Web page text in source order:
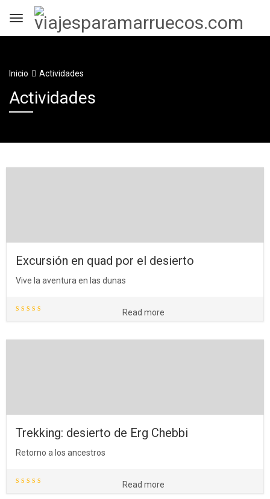
Inicio Actividades
Actividades
Excursión en quad por el desierto
Vive la aventura en las dunas
Read more
Trekking: desierto de Erg Chebbi
Retorno a los ancestros
Read more